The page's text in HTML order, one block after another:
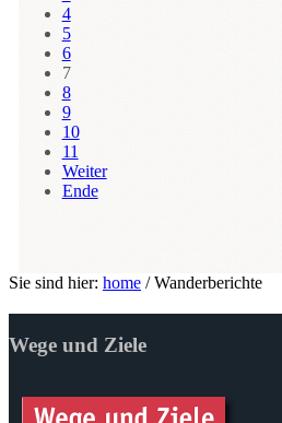
4
5
6
7
8
9
10
11
Weiter
Ende
Sie sind hier: home /Wanderberichte
Wege und Ziele